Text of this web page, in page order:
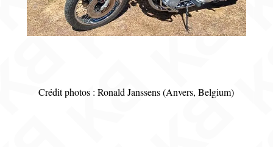
Crédit photos : Ronald Janssens (Anvers, Belgium)